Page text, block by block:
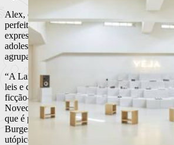
Hotel Minho
Alex, o “humilde narrador” e herói desta
perfeito de uma civilização em que a
expressão de uma revolta, mas apenas num
adolescentes que, como Alex, foram
agrupam-se e aterrorizam a cidade. E
“A Laranja Mecânica” era uma forte crítica à
leis e criações apropriadas, qual grito de
ficção-científica na mesma linha de outros
Novecentos E Oitenta E Quatro” ou
que é posto em causa um futuro de forma a
Burgess apresentava um futuro com tanto de
utópico, usando uma linguagem cheia de